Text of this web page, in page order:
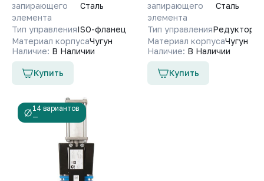
запирающего
элемента
Сталь
Тип управленияISO-фланец
Материал корпусаЧугун
Наличие: В Наличии
Купить
запирающего
элемента
Сталь
Тип управленияРедуктор
Материал корпусаЧугун
Наличие: В Наличии
Купить
14 вариантов
—